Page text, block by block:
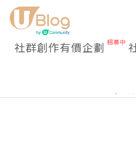
社群創作有價企劃